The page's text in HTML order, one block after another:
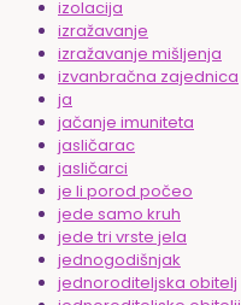
izolacija
izražavanje
izražavanje mišljenja
izvanbračna zajednica
ja
jačanje imuniteta
jasličarac
jasličarci
je li porod počeo
jede samo kruh
jede tri vrste jela
jednogodišnjak
jednoroditeljska obitelj